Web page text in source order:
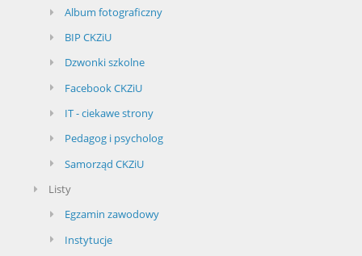
Album fotograficzny
BIP CKZiU
Dzwonki szkolne
Facebook CKZiU
IT - ciekawe strony
Pedagog i psycholog
Samorząd CKZiU
Listy
Egzamin zawodowy
Instytucje